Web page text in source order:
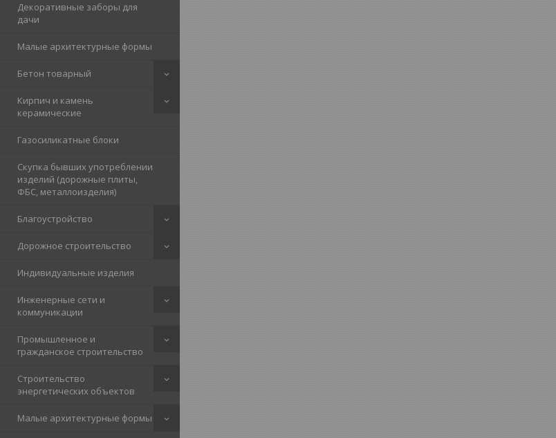
Декоративные заборы для
дачи
Малые архитектурные формы
Бетон товарный
Кирпич и камень
керамические
Газосиликатные блоки
Скупка бывших употреблении
изделий (дорожные плиты,
ФБС, металлоизделия)
Благоустройство
Дорожное строительство
Индивидуальные изделия
Инженерные сети и
коммуникации
Промышленное и
гражданское строительство
Строительство
энергетических объектов
Малые архитектурные формы